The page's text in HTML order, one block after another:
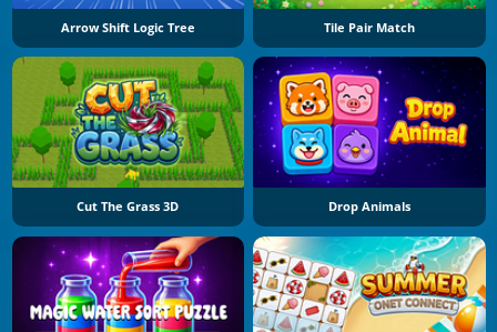
Arrow Shift Logic Tree Tile Pair Match
Cut The Grass 3D Drop Animals